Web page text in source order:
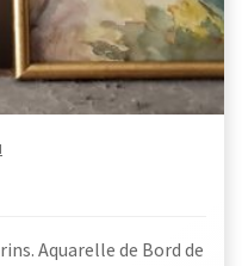
Aquarelle de Bord de